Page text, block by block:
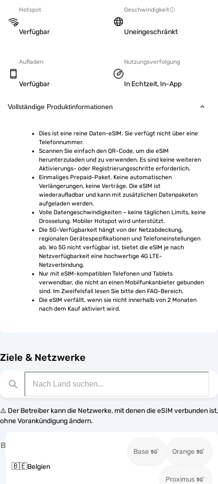
Hotspot
Verfügbar
Geschwindigkeit
Uneingeschränkt
Aufladen
Verfügbar
Nutzungsverfolgung
In Echtzeit, In-App
Vollständige Produktinformationen
Dies ist eine reine Daten-eSIM. Sie verfügt nicht über eine
Telefonnummer.
Scannen Sie einfach den QR-Code, um die eSIM
herunterzuladen und zu verwenden. Es sind keine weiteren
Aktivierungs- oder Registrierungsschritte erforderlich.
Einmaliges Prepaid-Paket. Keine automatischen
Verlängerungen, keine Verträge. Die eSIM ist
wiederaufladbar und kann mit zusätzlichen Datenpaketen
aufgeladen werden.
Volle Datengeschwindigkeiten – keine täglichen Limits, keine
Drosselung. Mobiler Hotspot wird unterstützt.
Die 5G-Verfügbarkeit hängt von der Netzabdeckung,
regionalen Gerätespezifikationen und Telefoneinstellungen
ab. Wo 5G nicht verfügbar ist, bietet die eSIM je nach
Netzverfügbarkeit eine hochwertige 4G LTE-
Netzverbindung.
Nur mit eSIM-kompatiblen Telefonen und Tablets
verwendbar, die nicht an einen Mobilfunkanbieter gebunden
sind. Im Zweifelsfall lesen Sie bitte den FAQ-Bereich.
Die eSIM verfällt, wenn sie nicht innerhalb von 2 Monaten
nach dem Kauf aktiviert wird.
Ziele & Netzwerke
⚠️ Der Betreiber kann die Netzwerke, mit denen die eSIM verbunden ist,
ohne Vorankündigung ändern.
B
🇧🇪Belgien
Base Orange
Proximus